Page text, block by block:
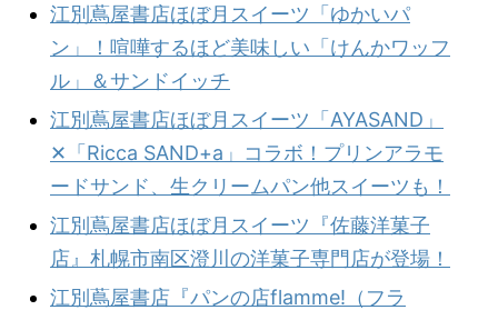
江別蔦屋書店ほぼ月スイーツ「ゆかいパ
ン」！喧嘩するほど美味しい「けんかワッフ
ル」＆サンドイッチ
江別蔦屋書店ほぼ月スイーツ「AYASAND」
✕「Ricca SAND+a」コラボ！プリンアラモ
ードサンド、生クリームパン他スイーツも！
江別蔦屋書店ほぼ月スイーツ『佐藤洋菓子
店』札幌市南区澄川の洋菓子専門店が登場！
江別蔦屋書店『パンの店flamme!（フラ